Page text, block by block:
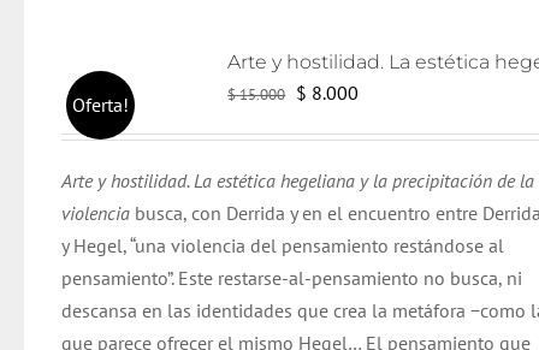
Oferta! $15.000 El
era:
$ 15.000.
$ 8.000
es:
$ 8.000.
Arte y hostilidad. La estética hegeliana y la precipitación de la
violencia busca, con Derrida y en el encuentro entre
y Hegel, “una violencia del pensamiento restándose al
pensamiento”. Este restarse-al-pensamiento no busca, ni
descansa en las identidades que crea la metáfora −como
que parece ofrecer el mismo Hegel… El pensamiento que